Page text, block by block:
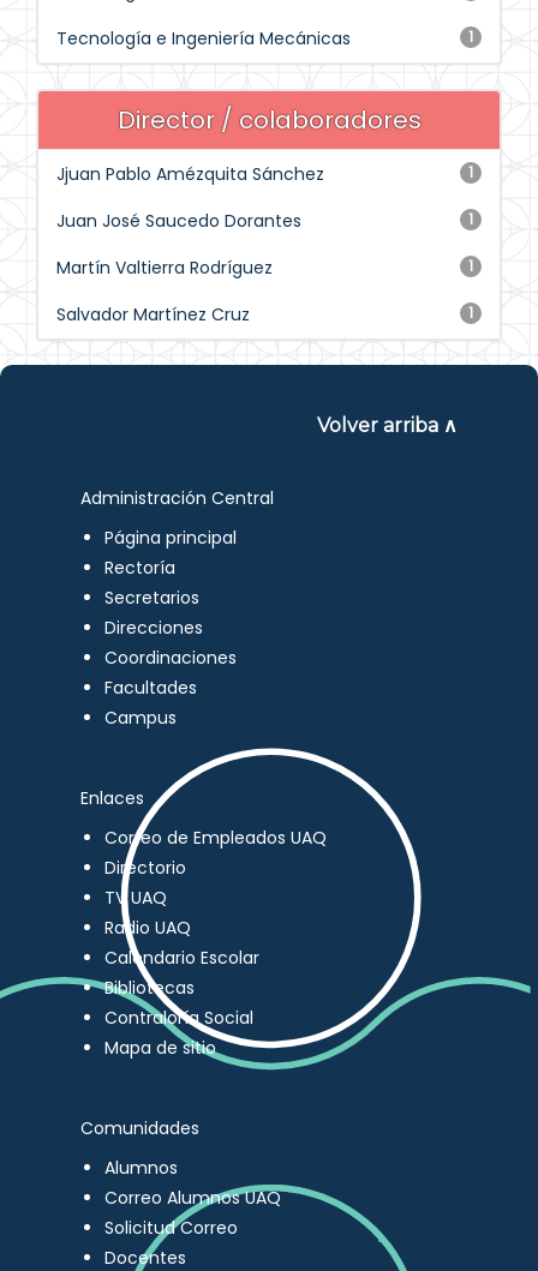
1
Tecnología e Ingeniería Mecánicas
Director / colaboradores
1
Jjuan Pablo Amézquita Sánchez
1
Juan José Saucedo Dorantes
1
Martín Valtierra Rodríguez
1
Salvador Martínez Cruz
Volver arriba ∧
Administración Central
Página principal
Rectoría
Secretarios
Direcciones
Coordinaciones
Facultades
Campus
Enlaces
Correo de Empleados UAQ
Directorio
TV UAQ
Radio UAQ
Calendario Escolar
Bibliotecas
Contraloría Social
Mapa de sitio
Comunidades
Alumnos
Correo Alumnos UAQ
Solicitud Correo
Docentes